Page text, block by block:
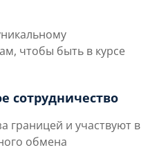
чтобы быть в курсе
сотрудничество
границей и участвуют в
обмена